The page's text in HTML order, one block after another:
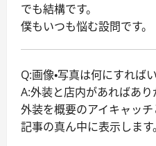
でも結構です。
僕もいつも悩む設問です。
Q:画像・写真は何にすれば
A:外装と店内があればあり
外装を概要のアイキャッ
記事の真ん中に表示します。